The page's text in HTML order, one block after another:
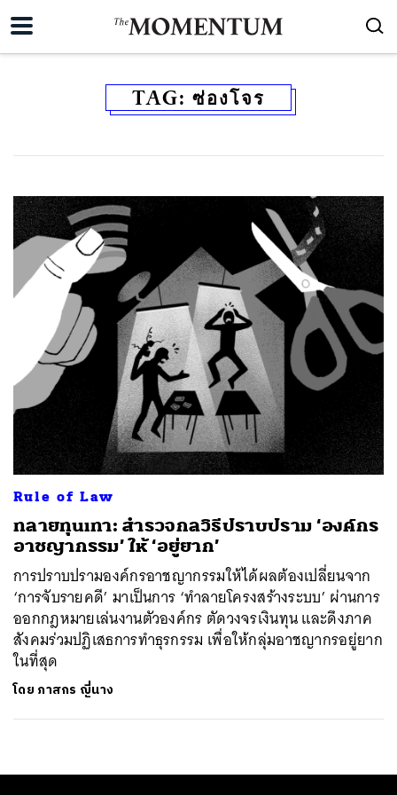
TAG: ซ่องโจร
Rule of Law
ทลายทุนเทา: สำรวจกลวิธีปราบปราม ‘องค์กร
อาชญากรรม’ ให้ ‘อยู่ยาก’
การปราบปรามองค์กรอาชญากรรมให้ได้ผลต้องเปลี่ยนจาก
‘การจับรายคดี’ มาเป็นการ ‘ทำลายโครงสร้างระบบ’ ผ่านการ
ออกกฎหมายเล่นงานตัวองค์กร ตัดวงจรเงินทุน และดึงภาค
สังคมร่วมปฏิเสธการทำธุรกรรม เพื่อให้กลุ่มอาชญากรอยู่ยาก
ในที่สุด
โดย ภาสกร ญี่นาง
ค้นหา
SHARE TWEET LINE EMAIL